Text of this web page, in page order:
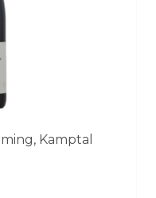
Kamptal